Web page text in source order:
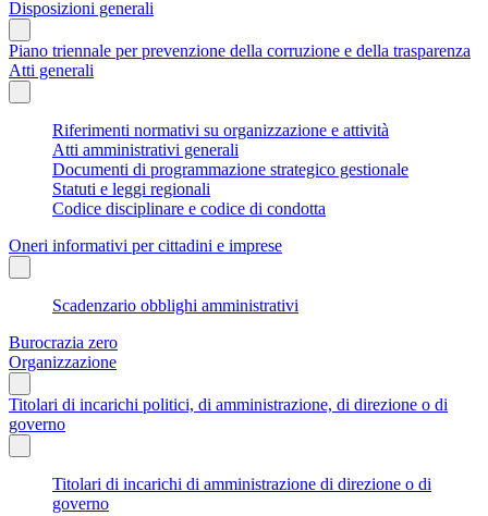
Disposizioni generali
Piano triennale per prevenzione della corruzione e della trasparenza
Atti generali
Riferimenti normativi su organizzazione e attività
Atti amministrativi generali
Documenti di programmazione strategico gestionale
Statuti e leggi regionali
Codice disciplinare e codice di condotta
Oneri informativi per cittadini e imprese
Scadenzario obblighi amministrativi
Burocrazia zero
Organizzazione
Titolari di incarichi politici, di amministrazione, di direzione o di
governo
Titolari di incarichi di amministrazione di direzione o di
governo